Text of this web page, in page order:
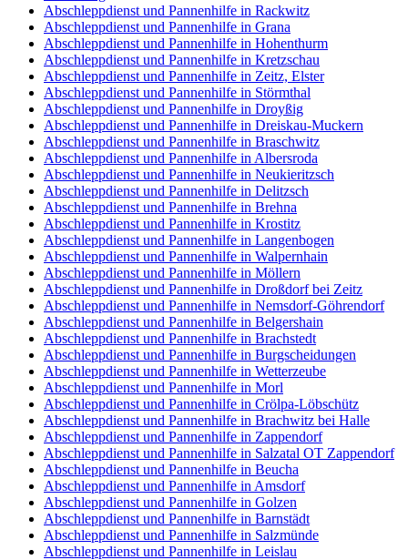
Abschleppdienst und Pannenhilfe in Rackwitz
Abschleppdienst und Pannenhilfe in Grana
Abschleppdienst und Pannenhilfe in Hohenthurm
Abschleppdienst und Pannenhilfe in Kretzschau
Abschleppdienst und Pannenhilfe in Zeitz, Elster
Abschleppdienst und Pannenhilfe in Störmthal
Abschleppdienst und Pannenhilfe in Droyßig
Abschleppdienst und Pannenhilfe in Dreiskau-Muckern
Abschleppdienst und Pannenhilfe in Braschwitz
Abschleppdienst und Pannenhilfe in Albersroda
Abschleppdienst und Pannenhilfe in Neukieritzsch
Abschleppdienst und Pannenhilfe in Delitzsch
Abschleppdienst und Pannenhilfe in Brehna
Abschleppdienst und Pannenhilfe in Krostitz
Abschleppdienst und Pannenhilfe in Langenbogen
Abschleppdienst und Pannenhilfe in Walpernhain
Abschleppdienst und Pannenhilfe in Möllern
Abschleppdienst und Pannenhilfe in Droßdorf bei Zeitz
Abschleppdienst und Pannenhilfe in Nemsdorf-Göhrendorf
Abschleppdienst und Pannenhilfe in Belgershain
Abschleppdienst und Pannenhilfe in Brachstedt
Abschleppdienst und Pannenhilfe in Burgscheidungen
Abschleppdienst und Pannenhilfe in Wetterzeube
Abschleppdienst und Pannenhilfe in Morl
Abschleppdienst und Pannenhilfe in Crölpa-Löbschütz
Abschleppdienst und Pannenhilfe in Brachwitz bei Halle
Abschleppdienst und Pannenhilfe in Zappendorf
Abschleppdienst und Pannenhilfe in Salzatal OT Zappendorf
Abschleppdienst und Pannenhilfe in Beucha
Abschleppdienst und Pannenhilfe in Amsdorf
Abschleppdienst und Pannenhilfe in Golzen
Abschleppdienst und Pannenhilfe in Barnstädt
Abschleppdienst und Pannenhilfe in Salzmünde
Abschleppdienst und Pannenhilfe in Leislau